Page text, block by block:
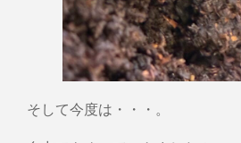
そして今度は・・・。